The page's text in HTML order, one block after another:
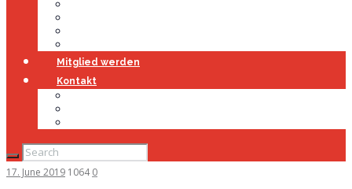
Mitglied werden
Kontakt
17. June 2019 1064 0